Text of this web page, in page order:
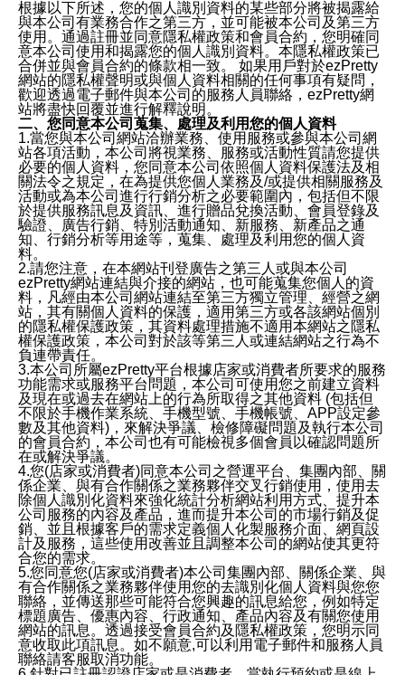
根據以下所述，您的個人識別資料的某些部分將被揭露給
與本公司有業務合作之第三方，並可能被本公司及第三方
使用。通過註冊並同意隱私權政策和會員合約，您明確同
意本公司使用和揭露您的個人識別資料。本隱私權政策已
合併並與會員合約的條款相一致。 如果用戶對於ezPretty
網站的隱私權聲明或與個人資料相關的任何事項有疑問，
歡迎透過電子郵件與本公司的服務人員聯絡，ezPretty網
站將盡快回覆並進行解釋說明。
二、您同意本公司蒐集、處理及利用您的個人資料
1.當您與本公司網站洽辦業務、使用服務或參與本公司網
站各項活動，本公司將視業務、服務或活動性質請您提供
必要的個人資料，您同意本公司依照個人資料保護法及相
關法令之規定，在為提供您個人業務及/或提供相關服務及
活動或為本公司進行行銷分析之必要範圍內，包括但不限
於提供服務訊息及資訊、進行贈品兌換活動、會員登錄及
驗證、廣告行銷、特別活動通知、新服務、新產品之通
知、行銷分析等用途等，蒐集、處理及利用您的個人資
料。
2.請您注意，在本網站刊登廣告之第三人或與本公司
ezPretty網站連結與介接的網站，也可能蒐集您個人的資
料，凡經由本公司網站連結至第三方獨立管理、經營之網
站，其有關個人資料的保護，適用第三方或各該網站個別
的隱私權保護政策，其資料處理措施不適用本網站之隱私
權保護政策，本公司對於該等第三人或連結網站之行為不
負連帶責任。
3.本公司所屬ezPretty平台根據店家或消費者所要求的服務
功能需求或服務平台問題，本公司可使用您之前建立資料
及現在或過去在網站上的行為所取得之其他資料 (包括但
不限於手機作業系統、手機型號、手機帳號、APP設定參
數及其他資料)，來解決爭議、檢修障礙問題及執行本公司
的會員合約，本公司也有可能檢視多個會員以確認問題所
在或解決爭議。
4.您(店家或消費者)同意本公司之營運平台、集團內部、關
係企業、與有合作關係之業務夥伴交叉行銷使用，使用去
除個人識別化資料來強化統計分析網站利用方式、提升本
公司服務的內容及產品，進而提升本公司的市場行銷及促
銷、並且根據客戶的需求定義個人化製服務介面、網頁設
計及服務，這些使用改善並且調整本公司的網站使其更符
合您的需求。
5.您同意您(店家或消費者)本公司集團內部、關係企業、與
有合作關係之業務夥伴使用您的去識別化個人資料與您您
聯絡，並傳送那些可能符合您興趣的訊息給您，例如特定
標題廣告、優惠內容、行政通知、產品內容及有關您使用
網站的訊息。透過接受會員合約及隱私權政策，您明示同
意收取此項訊息。如不願意,可以利用電子郵件和服務人員
聯絡請客服取消功能。